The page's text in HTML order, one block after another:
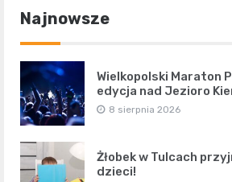
Najnowsze
Wielkopolski Maraton
edycja nad Jezioro
8 sierpnia 2026
Żłobek w Tulcach
dzieci!